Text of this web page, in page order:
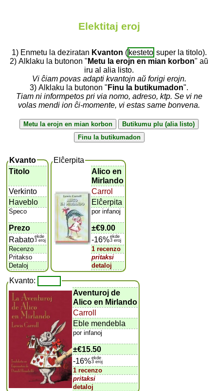
Elektitaj eroj
1) Enmetu la deziratan Kvanton ( kesteto super la titolo).
2) Alklaku la butonon " Metu la erojn en mian korbon" aŭ
iru al alia listo.
Vi ĉiam povas adapti kvantojn aŭ forigi erojn.
3) Alklaku la butonon " Finu la butikumadon".
Tiam ni informpetos pri via nomo, adreso, ktp. Se vi ne
volas mendi ion ĉi-momente, vi estas same bonvena.
Kvanto
Titolo
Verkinto
Haveblo
Speco
Prezo
Rabatoekde
3 eroj
Recenzo
Pritakso
Detaloj
Elĉerpita
Alico en
Mirlando
Carrol
Elĉerpita
por infanoj
±€9.00
-16%ekde
3 eroj
1 recenzo
pritaksi
detaloj
Kvanto:
Aventuroj de
Alico en Mirlando
Carroll
Eble mendebla
por infanoj
±€15.50
-16%ekde
3 eroj
1 recenzo
pritaksi
detaloj